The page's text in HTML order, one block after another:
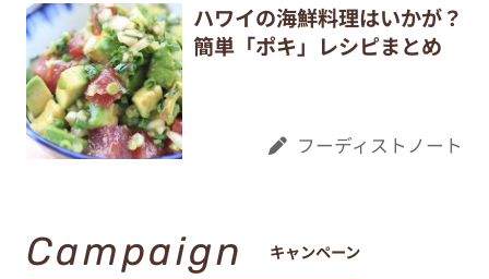
ハワイの海鮮料理はいかが？
簡単「ポキ」レシピまとめ
フーディストノート
Campaign キャンペーン